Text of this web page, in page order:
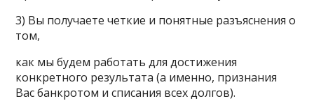
3) Вы получаете четкие и понятные разъяснения о
том,
как мы будем работать для достижения
конкретного результата (а именно, признания
Вас банкротом и списания всех долгов).